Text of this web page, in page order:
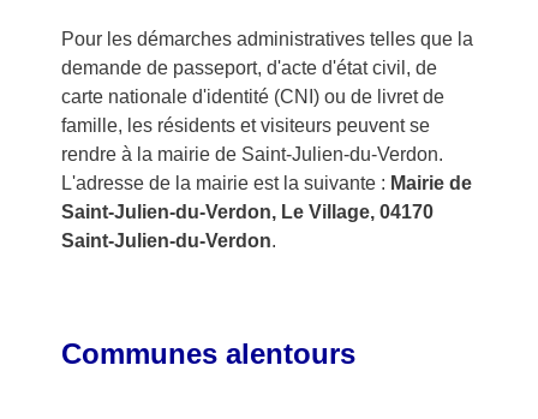
Pour les démarches administratives telles que la
demande de passeport, d'acte d'état civil, de
carte nationale d'identité (CNI) ou de livret de
famille, les résidents et visiteurs peuvent se
rendre à la mairie de Saint-Julien-du-Verdon.
L'adresse de la mairie est la suivante : Mairie de
Saint-Julien-du-Verdon, Le Village, 04170
Saint-Julien-du-Verdon.
Communes alentours